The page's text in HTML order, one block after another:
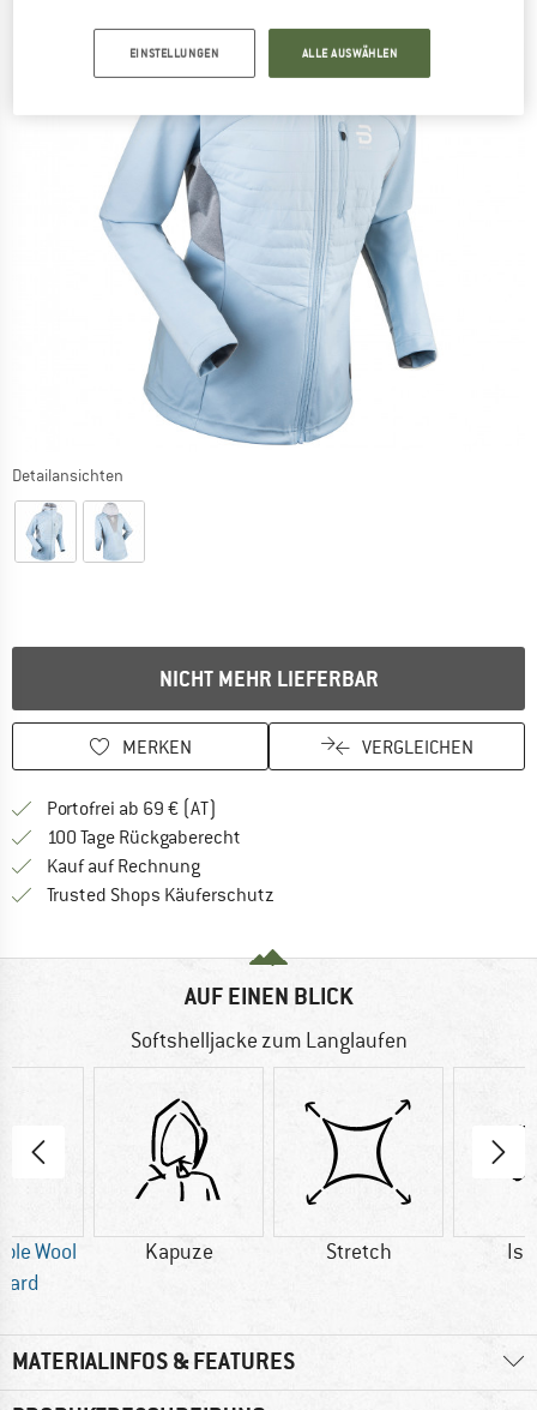
Detailansichten
NICHT MEHR LIEFERBAR
MERKEN VERGLEICHEN
Portofrei ab 69 € (AT)
100 Tage Rückgaberecht
Kauf auf RechnungFinde die Zahlungs-Infos hier! Öffnet
Trusted Shops Käuferschutz
AUF EINEN BLICK
Softshelljacke zum Langlaufen
Wool
Kapuze Stretch
MATERIALINFOS & FEATURES
EINSTELLUNGEN ALLE AUSWÄHLEN